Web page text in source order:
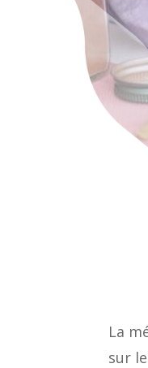
La
sur